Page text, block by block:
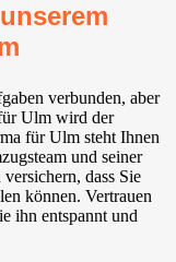
verbunden, aber
Ulm wird der
für Ulm steht Ihnen
und seiner
dass Sie
können. Vertrauen
ihn entspannt und